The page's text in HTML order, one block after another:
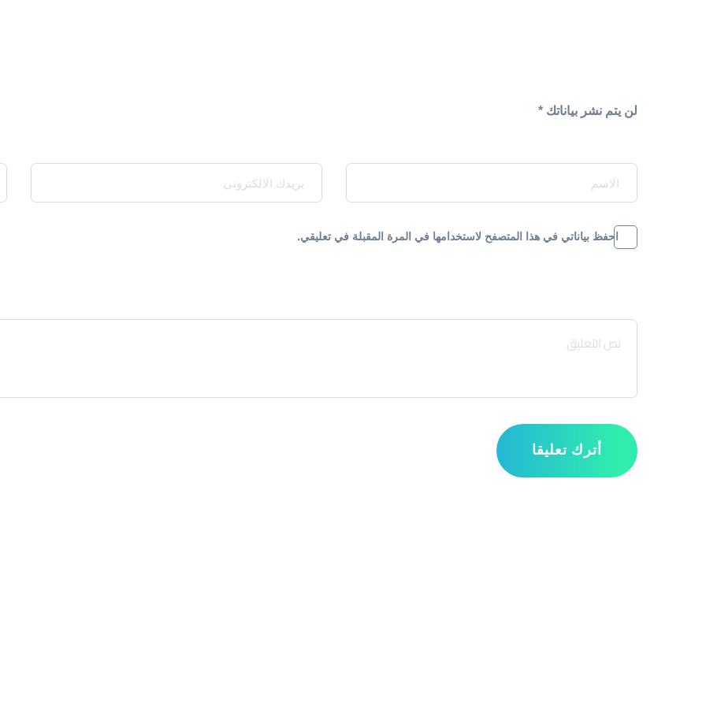
لن يتم نشر بياناتك *
احفظ بياناتي في هذا المتصفح لاستخدامها في المرة المقبلة في تعليقي.
أترك تعليقا